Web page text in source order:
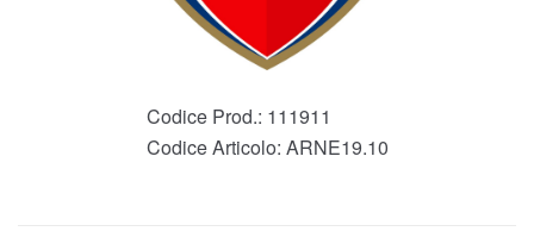
Codice Prod.: 111911
Codice Articolo: ARNE19.10